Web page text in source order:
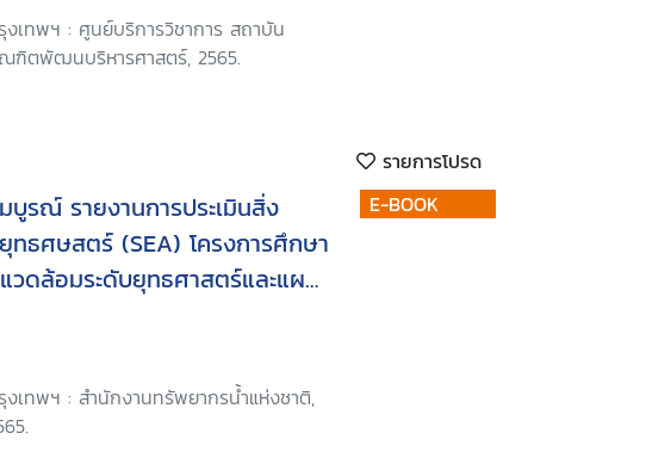
งเทพฯ : ศูนย์บริการวิชาการ สถาบัน
ฑิตพัฒนบริหารศาสตร์, 2565.
รายการโปรด
บูรณ์ รายงานการประเมินสิ่ง
ทธศษสตร์ (SEA) โครงการศึกษา
วดล้อมระดับยุทธศาสตร์และแผน
จัดการทรัพยากรน้ำ พื้นที่ลุ่มน้ำแม่
งเทพฯ : สำนักงานทรัพยากรน้ำแห่งชาติ,
E-BOOK